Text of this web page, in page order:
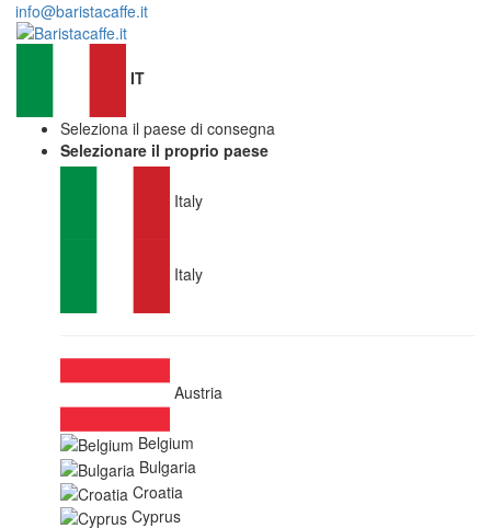
info@baristacaffe.it
IT
Seleziona il paese di consegna
Selezionare il proprio paese
Italy
Italy
Austria
Belgium
Bulgaria
Croatia
Cyprus